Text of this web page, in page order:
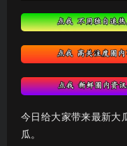
今日给大家带来最新大
瓜。